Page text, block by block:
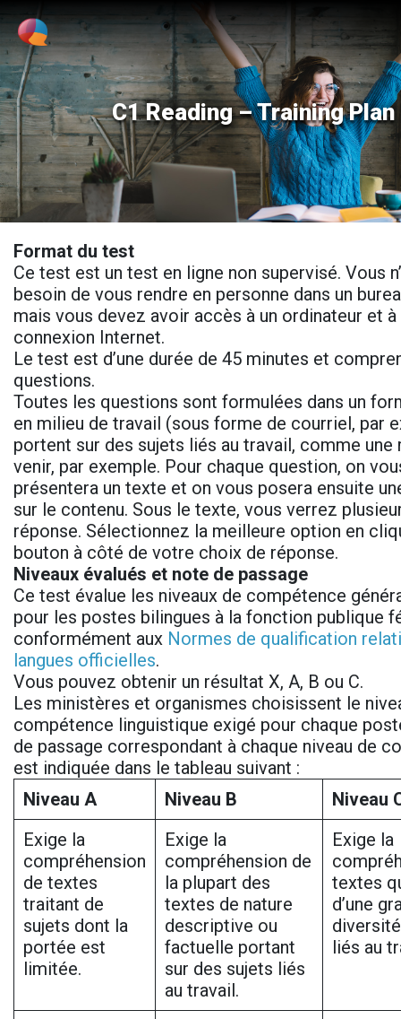
C1 Reading – Training Plan
Format du test
Ce test est un test en ligne non supervisé. Vous
besoin de vous rendre en personne dans un
mais vous devez avoir accès à un ordinateur et à
connexion Internet.
Le test est d’une durée de 45 minutes et
questions.
Toutes les questions sont formulées dans un
en milieu de travail (sous forme de courriel, par
portent sur des sujets liés au travail, comme une
venir, par exemple. Pour chaque question, on
présentera un texte et on vous posera ensuite
sur le contenu. Sous le texte, vous verrez
réponse. Sélectionnez la meilleure option en
bouton à côté de votre choix de réponse.
Niveaux évalués et note de passage
Ce test évalue les niveaux de compétence
pour les postes bilingues à la fonction publique
conformément aux Normes de qualification
langues officielles.
Vous pouvez obtenir un résultat X, A, B ou C.
Les ministères et organismes choisissent le
compétence linguistique exigé pour chaque
de passage correspondant à chaque niveau de
est indiquée dans le tableau suivant :
Niveau A
Niveau B
Niveau
Exige la
compréhension
de textes
traitant de
sujets dont la
portée est
limitée.
Exige la
compréhension de
la plupart des
textes de nature
descriptive ou
factuelle portant
sur des sujets liés
au travail.
Exige la
textes
d’une
liés au